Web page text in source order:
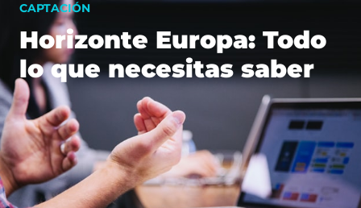
CAPTACIÓN
Horizonte Europa: Todo
lo que necesitas saber